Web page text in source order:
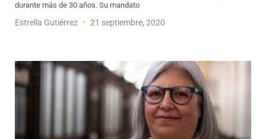
durante más de 30 años. Su mandato
Estrella Gutiérrez 21 septiembre, 2020